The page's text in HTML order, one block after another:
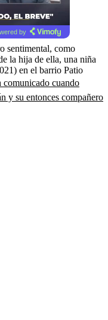
by
sentimental, como
la hija de ella, una niña
en el barrio Patio
comunicado cuando
y su entonces compañero